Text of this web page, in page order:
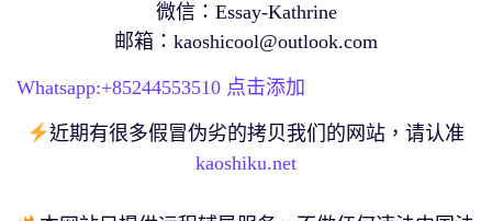
微信：Essay-Kathrine
邮箱： kaoshicool@outlook.com
Whatsapp:+85244553510 点击添加
近期有很多假冒伪劣的拷贝我们的网站，请认准
kaoshiku.net